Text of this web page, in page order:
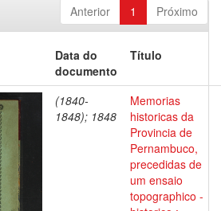
Anterior 1 Próximo
Data do
documento
Título
(1840-
1848); 1848
Memorias
historicas da
Provincia de
Pernambuco,
precedidas de
um ensaio
topographico -